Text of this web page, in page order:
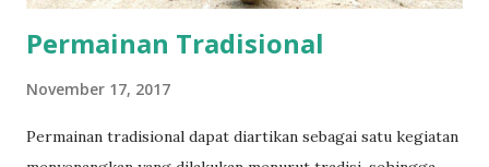
Permainan Tradisional
November 17, 2017
Permainan tradisional dapat diartikan sebagai satu kegiatan